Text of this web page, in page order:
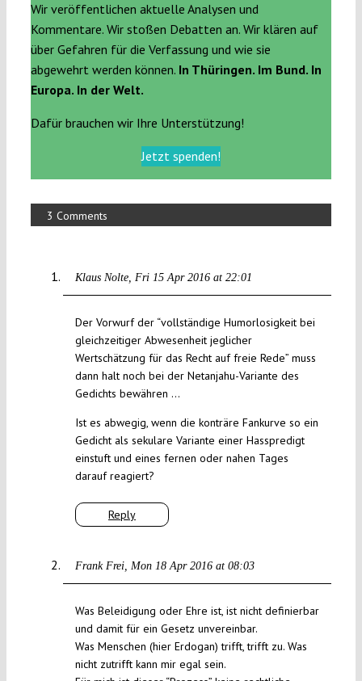
Wir veröffentlichen aktuelle Analysen und
Kommentare. Wir stoßen Debatten an. Wir klären auf
über Gefahren für die Verfassung und wie sie
abgewehrt werden können. In Thüringen. Im Bund. In
Europa. In der Welt.
Dafür brauchen wir Ihre Unterstützung!
Jetzt spenden!
3 Comments
Klaus Nolte Fri 15 Apr 2016 at 22:01
Reply
Der Vorwurf der “vollständige Humorlosigkeit bei
gleichzeitiger Abwesenheit jeglicher
Wertschätzung für das Recht auf freie Rede” muss
dann halt noch bei der Netanjahu-Variante des
Gedichts bewähren …
Ist es abwegig, wenn die konträre Fankurve so ein
Gedicht als sekulare Variante einer Hasspredigt
einstuft und eines fernen oder nahen Tages
darauf reagiert?
Frank Frei Mon 18 Apr 2016 at 08:03
Was Beleidigung oder Ehre ist, ist nicht definierbar
und damit für ein Gesetz unvereinbar.
Was Menschen (hier Erdogan) trifft, trifft zu. Was
nicht zutrifft kann mir egal sein.